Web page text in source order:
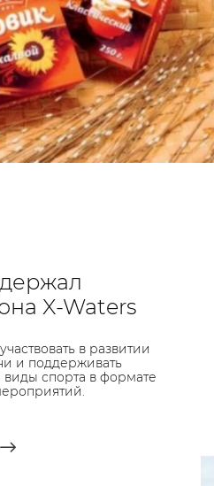
X-Waters
в развитии
и поддерживать
спорта в формате